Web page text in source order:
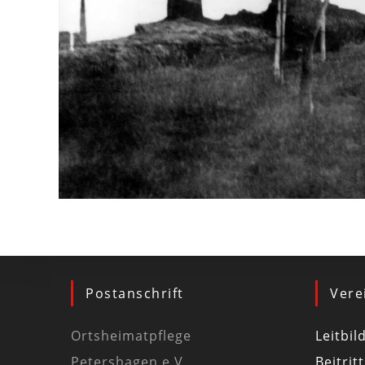
Postanschrift
Ortsheimatpflege